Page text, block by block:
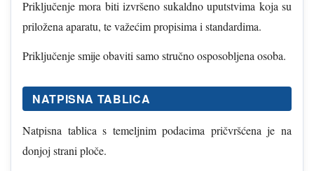
Priključenje mora biti izvršeno sukaldno uputstvima koja su
priložena aparatu, te važećim propisima i standardima.
Priključenje smije obaviti samo stručno osposobljena osoba.
NATPISNA TABLICA
Natpisna tablica s temeljnim podacima pričvršćena je na
donjoj strani ploče.